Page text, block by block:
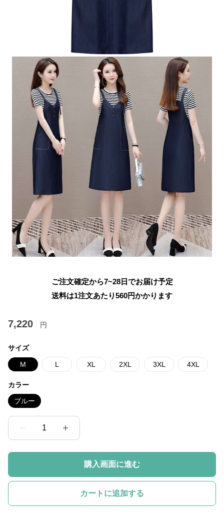
ご注文確定から7~28日でお届け予定
送料は1注文あたり560円かかります
7,220 円
サイズ
M L XL 2XL 3XL 4XL
カラー
ブルー
1
購入画面に進む
カートに追加する